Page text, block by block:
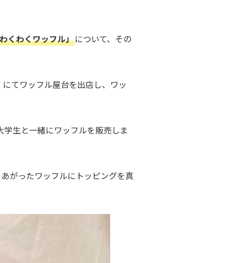
くわくワッフル」について、その
てワッフル屋台を出店し、ワッ
学生と一緒にワッフルを販売しま
がったワッフルにトッピングを真